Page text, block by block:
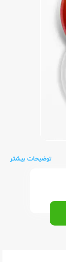
توضیحات بیشتر